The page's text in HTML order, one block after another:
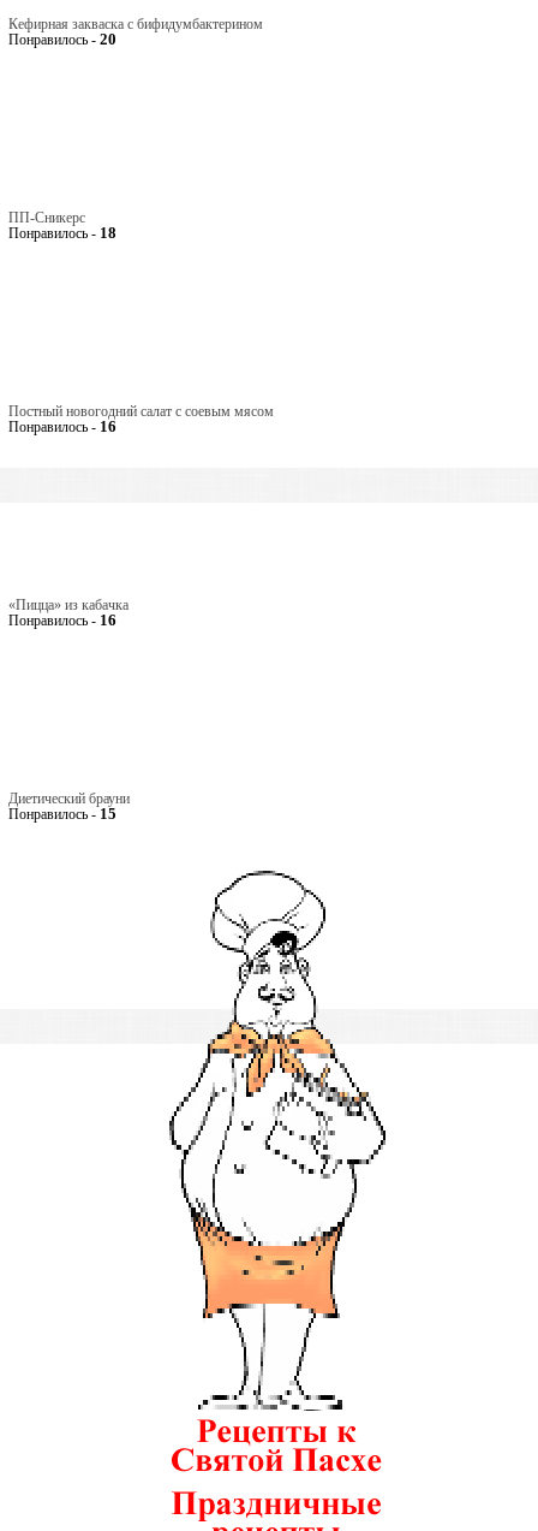
Кефирная закваска с бифидумбактерином
Понравилось - 20
ПП-Сникерс
Понравилось - 18
Постный новогодний салат с соевым мясом
Понравилось - 16
«Пицца» из кабачка
Понравилось - 16
Диетический брауни
Понравилось - 15